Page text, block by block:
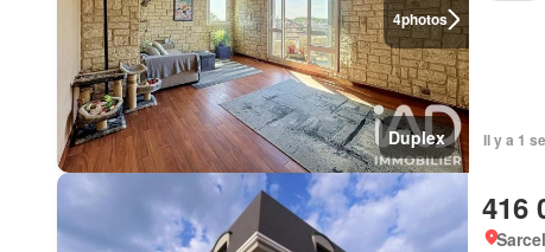
4photos
Duplex Il y a 1
416